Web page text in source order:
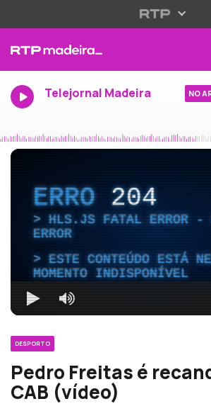
Telejornal Madeira NO
ERRO204
HLS.JS FATAL ERROR -
ERROR
ESTE CONTEÚDO ESTÁ
MOMENTO INDISPONÍVEL
DESPORTO
Pedro Freitas é
CAB (vídeo)